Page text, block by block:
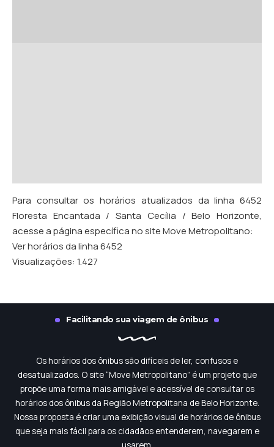
Para consultar os horários atualizados da linha 6452
Floresta Encantada / Santa Cecília / Belo Horizonte,
acesse a página específica no site Move Metropolitano:
Ver horários da linha 6452
Visualizações: 1.427
Facilitando sua viagem de ônibus
Os horários dos ônibus são difíceis de ler, confusos e
desatualizados. O site “Move Metropolitano” é um projeto que
propõe uma forma mais amigável e acessível de consultar os
horários dos ônibus da Região Metropolitana de Belo Horizonte.
Nossa proposta é criar uma exibição visual de horários de ônibus
que seja mais fácil para os cidadãos entenderem, navegarem e